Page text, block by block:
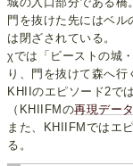
門を抜けた先にはベ
は閉ざされている。
χでは「ビーストの城
り、門を抜けて森へ行
KHIIのエピソード2で
（KHIIFMの再現データ
また、KHIIFMではエ
る。